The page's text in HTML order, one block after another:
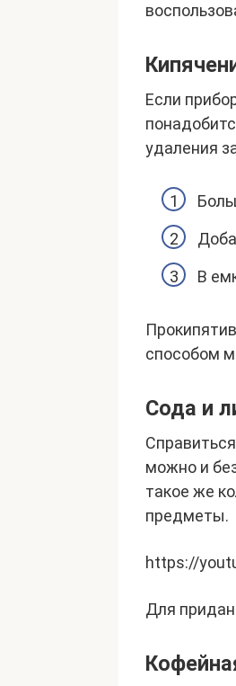
Если
удаления
В
способом
Сода и
можно и
такое же
предметы.
https://
Для